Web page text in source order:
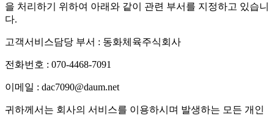
을 처리하기 위하여 아래와 같이 관련 부서를 지정하고 있습니
다.
고객서비스담당 부서 : 동화체육주식회사
전화번호 : 070-4468-7091
이메일 : dac7090@daum.net
귀하께서는 회사의 서비스를 이용하시며 발생하는 모든 개인